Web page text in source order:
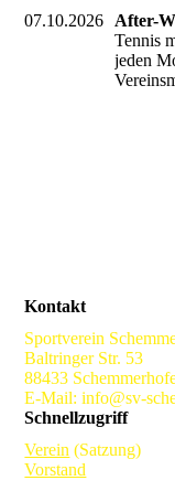
07.10.2026
After-
Tennis
jeden
Kontakt
Sportverein
Baltringer Str. 53
88433
E-Mail: info@sv-
Schnellzugriff
Verein (Satzung)
Vorstand